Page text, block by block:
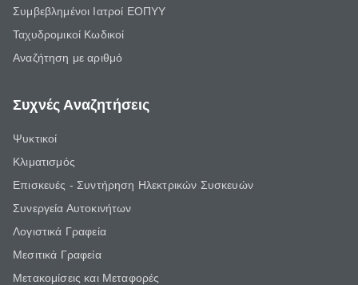
Συμβεβλημένοι Ιατροί ΕΟΠΥΥ
Ταχυδρομικοί Κωδικοί
Αναζήτηση με αριθμό
Συχνές Αναζητήσεις
Ψυκτικοί
Κλιματισμός
Επισκευές - Συντήρηση Ηλεκτρικών Συσκευών
Συνεργεία Αυτοκινήτων
Λογιστικά Γραφεία
Μεσιτικά Γραφεία
Μετακομίσεις και Μεταφορές